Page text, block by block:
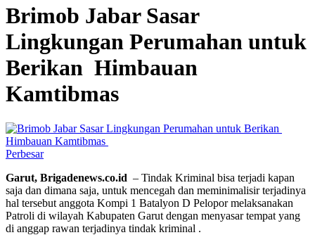
Brimob Jabar Sasar
Lingkungan Perumahan untuk
Berikan Himbauan
Kamtibmas
Perbesar
Garut, Brigadenews.co.id – Tindak Kriminal bisa terjadi kapan
saja dan dimana saja, untuk mencegah dan meminimalisir terjadinya
hal tersebut anggota Kompi 1 Batalyon D Pelopor melaksanakan
Patroli di wilayah Kabupaten Garut dengan menyasar tempat yang
di anggap rawan terjadinya tindak kriminal .